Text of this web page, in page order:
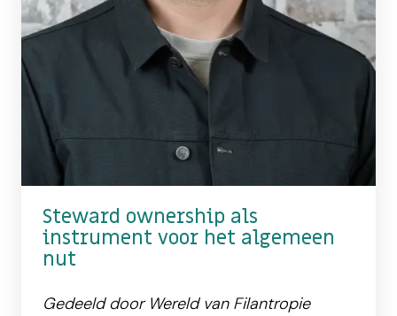
Steward ownership als
instrument voor het algemeen
nut
Gedeeld door Wereld van Filantropie